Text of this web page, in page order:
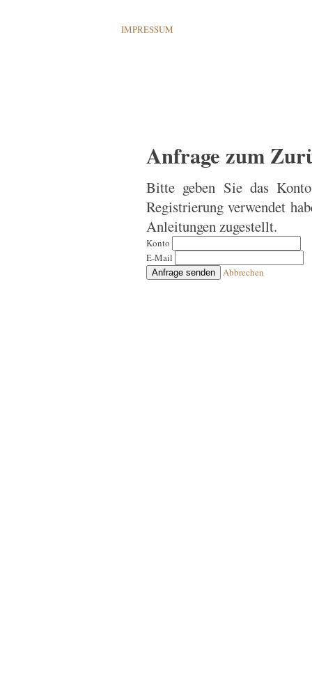
IMPRESSUM
Anfrage zum
Bitte geben Sie das
Registrierung verwendet
Anleitungen zugestellt.
Konto
E-Mail
Anfrage senden Abbrechen